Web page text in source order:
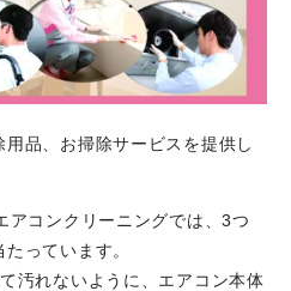
用品、お掃除サービスを提供し
アコンクリーニングでは、3つ
っています。
汚れないように、エアコン本体